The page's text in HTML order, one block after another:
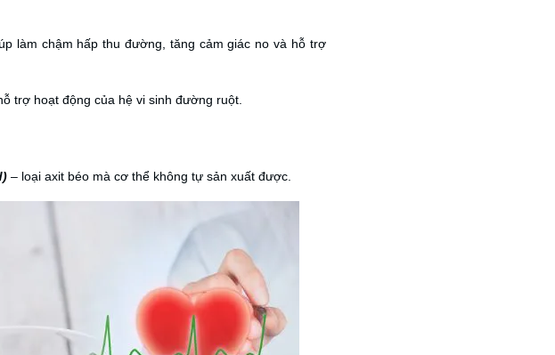
làm chậm hấp thu đường, tăng cảm giác no và hỗ trợ
trợ hoạt động của hệ vi sinh đường ruột.
– loại axit béo mà cơ thể không tự sản xuất được.